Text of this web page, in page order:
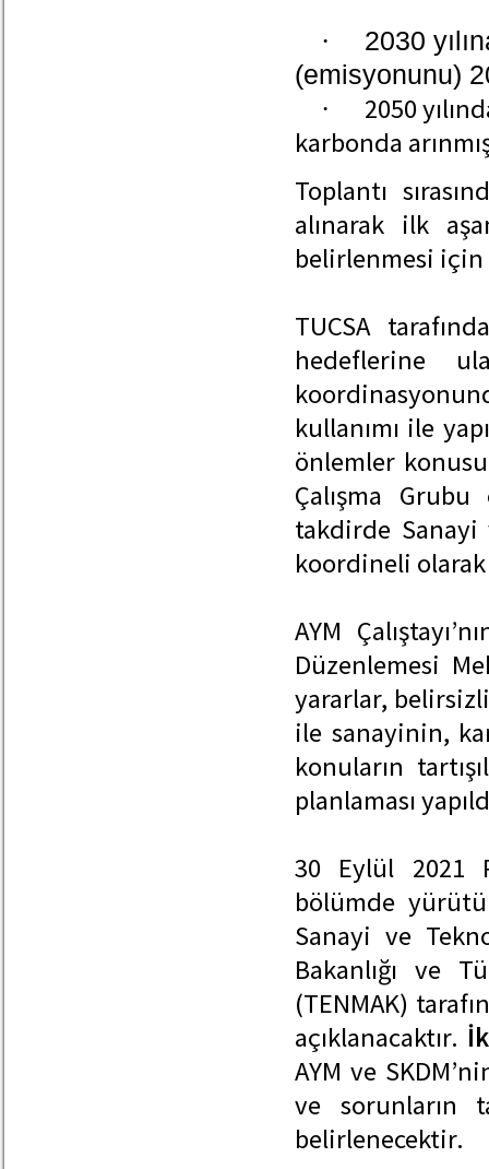
·
2030
(emisyonunu)
·
2050
karbonda
Toplantı
alınarak ilk
belirlenmesi için
TUCSA
hedeflerine
kullanımı ile
önlemler
Çalışma
takdirde Sanayi
koordineli olarak
AYM
Düzenlemesi
yararlar,
ile sanayinin,
konuların
planlaması
30 Eylül 2021
bölümde
Sanayi ve
Bakanlığı ve
(TENMAK)
açıklanacaktır.
AYM ve
ve sorunların
belirlenecektir.